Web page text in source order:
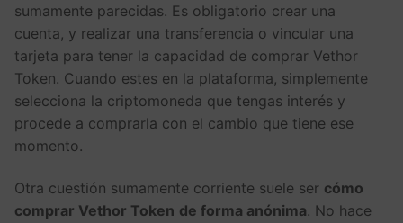
sumamente parecidas. Es obligatorio crear una
cuenta, y realizar una transferencia o vincular una
tarjeta para tener la capacidad de comprar Vethor
Token. Cuando estes en la plataforma, simplemente
selecciona la criptomoneda que tengas interés y
procede a comprarla con el cambio que tiene ese
momento.
Otra cuestión sumamente corriente suele ser cómo
comprar Vethor Token de forma anónima. No hace